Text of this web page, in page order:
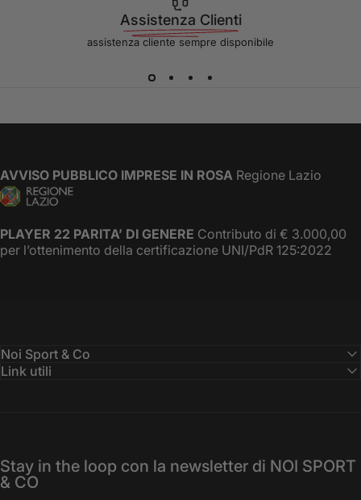
Assistenza Clienti
assistenza cliente sempre disponibile
AVVISO PUBBLICO IMPRESE IN ROSA Regione Lazio
PLAYER 22 PARITA’ DI GENERE Contributo di € 3.000,00
per l’ottenimento della certificazione UNI/PdR 125:2022
Noi Sport & Co
Link utili
Stay in the loop con la newsletter di NOI SPORT
& CO